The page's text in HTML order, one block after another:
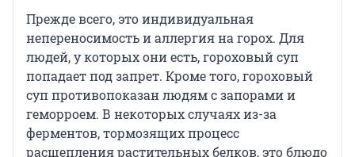
Прежде всего, это индивидуальная
непереносимость и аллергия на горох. Для
людей, у которых они есть, гороховый суп
попадает под запрет. Кроме того, гороховый
суп противопоказан людям с запорами и
геморроем. В некоторых случаях из-за
ферментов, тормозящих процесс
расщепления растительных белков, это блюдо